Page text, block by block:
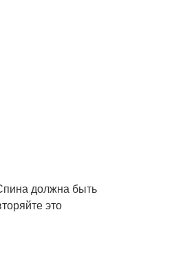
должна быть
это